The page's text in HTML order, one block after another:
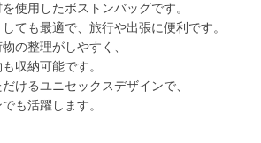
使用したボストンバッグです。
ても最適で、旅行や出張に便利です。
の整理がしやすく、
収納可能です。
けるユニセックスデザインで、
も活躍します。